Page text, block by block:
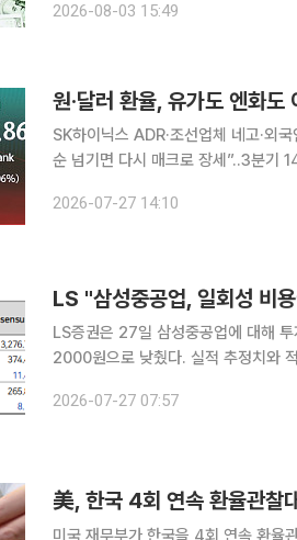
본 금융기관의 미 국채 매도로 이어질
2026-08-03 15:49
원·달러 환율, 유가도 엔화
SK하이닉스 ADR·조선업체 네고·외
순 넘기면 다시 매크로 장세”..3분기 1400~1550원 전망 중동
만 원·달러 환율은 오히려 하락세(원
2026-07-27 14:10
LS "삼성중공업, 일회성 비
LS증권은 27일 삼성중공업에 대해
2000원으로 낮췄다. 실적 추정치와 적용 멀티플
장 컨센서스와 LS증권 추정치를 모두
2026-07-27 07:57
美, 한국 4회 연속 환율관찰
미국 재무부가 한국을 4회 연속 환율